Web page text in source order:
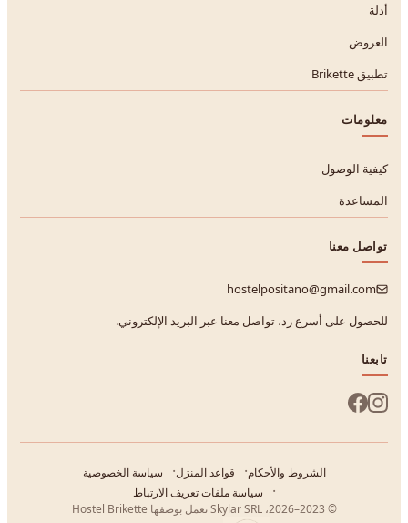
أدلة
العروض
تطبيق Brikette
معلومات
كيفية الوصول
المساعدة
تواصل معنا
hostelpositano@gmail.com
للحصول على أسرع رد، تواصل معنا عبر البريد الإلكتروني.
تابعنا
الشروط والأحكام قواعد المنزل
سياسة الخصوصية
سياسة ملفات تعريف الارتباط
© 2023–2026، Skylar SRL تعمل بوصفها Hostel Brikette